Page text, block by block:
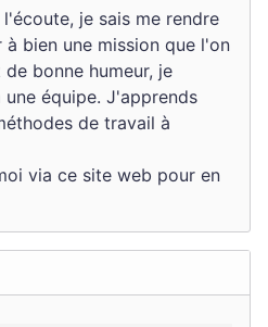
je sais me rendre
bien une mission que l'on
bonne humeur, je
équipe. J'apprends
de travail à
via ce site web pour en